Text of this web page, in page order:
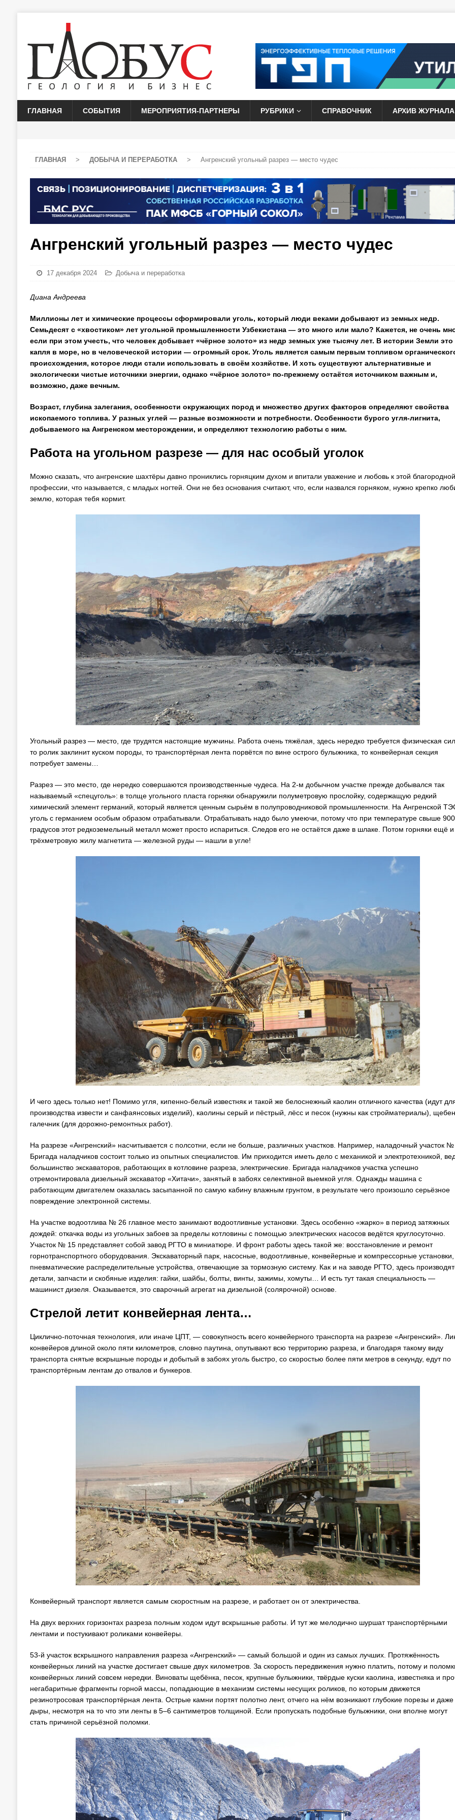
ГЛАВНАЯ СОБЫТИЯ МЕРОПРИЯТИЯ-ПАРТНЕРЫ РУБРИКИ СПРАВОЧНИК АРХИВ ЖУРНАЛА
ГЛАВНАЯ > ДОБЫЧА И ПЕРЕРАБОТКА > Ангренский угольный разрез — место чудес
Ангренский угольный разрез — место чудес
17 декабря 2024 Добыча и переработка
Диана Андреева
Миллионы лет и химические процессы сформировали уголь, который люди веками добывают из земных недр.
Семьдесят с «хвостиком» лет угольной промышленности Узбекистана — это много или мало? Кажется, не очень
если при этом учесть, что человек добывает «чёрное золото» из недр земных уже тысячу лет. В истории Земли это
капля в море, но в человеческой истории — огромный срок. Уголь является самым первым топливом
происхождения, которое люди стали использовать в своём хозяйстве. И хоть существуют альтернативные и
экологически чистые источники энергии, однако «чёрное золото» по-прежнему остаётся источником важным и,
возможно, даже вечным.
Возраст, глубина залегания, особенности окружающих пород и множество других факторов определяют свойства
ископаемого топлива. У разных углей — разные возможности и потребности. Особенности бурого угля-лигнита,
добываемого на Ангренском месторождении, и определяют технологию работы с ним.
Работа на угольном разрезе — для нас особый уголок
Можно сказать, что ангренские шахтёры давно прониклись горняцким духом и впитали уважение и любовь к этой благородной
профессии, что называется, с младых ногтей. Они не без основания считают, что, если назвался горняком, нужно крепко
землю, которая тебя кормит.
Угольный разрез — место, где трудятся настоящие мужчины. Работа очень тяжёлая, здесь нередко требуется физическая
то ролик заклинит куском породы, то транспортёрная лента порвётся по вине острого булыжника, то конвейерная секция
потребует замены…
Разрез — это место, где нередко совершаются производственные чудеса. На 2-м добычном участке прежде добывался так
называемый «спецуголь»: в толще угольного пласта горняки обнаружили полуметровую прослойку, содержащую редкий
химический элемент германий, который является ценным сырьём в полупроводниковой промышленности. На Ангренской
уголь с германием особым образом отрабатывали. Отрабатывать надо было умеючи, потому что при температуре свыше 900
градусов этот редкоземельный металл может просто испариться. Следов его не остаётся даже в шлаке. Потом горняки ещё и
трёхметровую жилу магнетита — железной руды — нашли в угле!
И чего здесь только нет! Помимо угля, кипенно-белый известняк и такой же белоснежный каолин отличного качества (идут
производства извести и санфаянсовых изделий), каолины серый и пёстрый, лёсс и песок (нужны как стройматериалы),
галечник (для дорожно-ремонтных работ).
На разрезе «Ангренский» насчитывается с полсотни, если не больше, различных участков. Например, наладочный участок
Бригада наладчиков состоит только из опытных специалистов. Им приходится иметь дело с механикой и электротехникой,
большинство экскаваторов, работающих в котловине разреза, электрические. Бригада наладчиков участка успешно
отремонтировала дизельный экскаватор «Хитачи», занятый в забоях селективной выемкой угля. Однажды машина с
работающим двигателем оказалась засыпанной по самую кабину влажным грунтом, в результате чего произошло серьёзное
повреждение электронной системы.
На участке водоотлива № 26 главное место занимают водоотливные установки. Здесь особенно «жарко» в период затяжных
дождей: откачка воды из угольных забоев за пределы котловины с помощью электрических насосов ведётся круглосуточно.
Участок № 15 представляет собой завод РГТО в миниатюре. И фронт работы здесь такой же: восстановление и ремонт
горнотранспортного оборудования. Экскаваторный парк, насосные, водоотливные, конвейерные и компрессорные установки,
пневматические распределительные устройства, отвечающие за тормозную систему. Как и на заводе РГТО, здесь
детали, запчасти и скобяные изделия: гайки, шайбы, болты, винты, зажимы, хомуты… И есть тут такая специальность —
машинист дизеля. Оказывается, это сварочный агрегат на дизельной (солярочной) основе.
Стрелой летит конвейерная лента…
Циклично-поточная технология, или иначе ЦПТ, — совокупность всего конвейерного транспорта на разрезе «Ангренский».
конвейеров длиной около пяти километров, словно паутина, опутывают всю территорию разреза, и благодаря такому виду
транспорта снятые вскрышные породы и добытый в забоях уголь быстро, со скоростью более пяти метров в секунду, едут по
транспортёрным лентам до отвалов и бункеров.
Конвейерный транспорт является самым скоростным на разрезе, и работает он от электричества.
На двух верхних горизонтах разреза полным ходом идут вскрышные работы. И тут же мелодично шуршат транспортёрными
лентами и постукивают роликами конвейеры.
53-й участок вскрышного направления разреза «Ангренский» — самый большой и один из самых лучших. Протяжённость
конвейерных линий на участке достигает свыше двух километров. За скорость передвижения нужно платить, потому и
конвейерных линий совсем нередки. Виноваты щебёнка, песок, крупные булыжники, твёрдые куски каолина, известняка и
негабаритные фрагменты горной массы, попадающие в механизм системы несущих роликов, по которым движется
резинотросовая транспортёрная лента. Острые камни портят полотно лент, отчего на нём возникают глубокие порезы и даже
дыры, несмотря на то что эти ленты в 5–6 сантиметров толщиной. Если пропускать подобные булыжники, они вполне могут
стать причиной серьёзной поломки.